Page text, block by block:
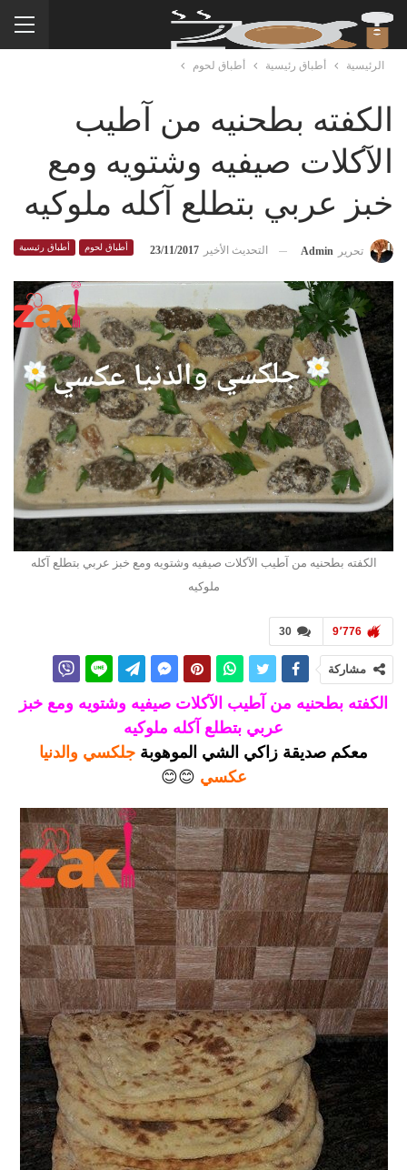
الرئيسية أطباق رئيسية أطباق لحوم
الكفته بطحنيه من آطيب
الآكلات صيفيه وشتويه ومع
خبز عربي بتطلع آكله ملوكيه
أطباق لحوم أطباق رئيسية تحرير Admin التحديث الأخير 23/11/2017
الكفته بطحنيه من آطيب الآكلات صيفيه وشتويه ومع خبز عربي بتطلع آكله
ملوكيه
30 9٬776
مشاركة
الكفته بطحنيه من آطيب الآكلات صيفيه وشتويه ومع خبز
عربي بتطلع آكله ملوكيه
معكم صديقة زاكي الشي الموهوبة جلكسي والدنيا
عكسي 😊😊